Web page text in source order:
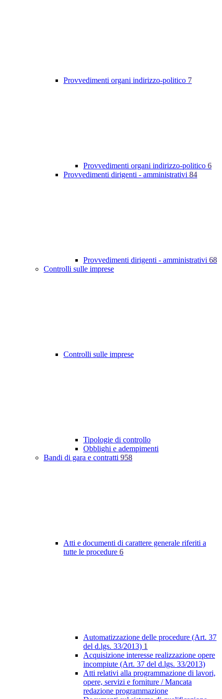
Provvedimenti organi indirizzo-politico 7
Provvedimenti organi indirizzo-politico 6
Provvedimenti dirigenti - amministrativi 84
Provvedimenti dirigenti - amministrativi 68
Controlli sulle imprese
Controlli sulle imprese
Tipologie di controllo
Obblighi e adempimenti
Bandi di gara e contratti 958
Atti e documenti di carattere generale riferiti a
tutte le procedure 6
Automatizzazione delle procedure (Art. 37
del d.lgs. 33/2013) 1
Acquisizione interesse realizzazione opere
incompiute (Art. 37 del d.lgs. 33/2013)
Atti relativi alla programmazione di lavori,
opere, servizi e forniture / Mancata
redazione programmazione